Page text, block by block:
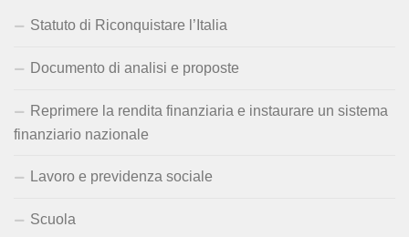
Statuto di Riconquistare l’Italia
Documento di analisi e proposte
Reprimere la rendita finanziaria e instaurare un sistema
finanziario nazionale
Lavoro e previdenza sociale
Scuola